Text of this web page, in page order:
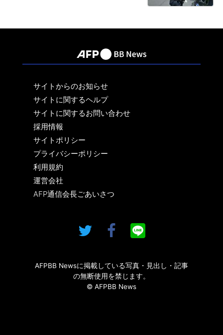
サイトからのお知らせ
サイトに関するヘルプ
サイトに関するお問い合わせ
採用情報
サイトポリシー
プライバシーポリシー
利用規約
運営会社
AFP通信会長ごあいさつ
AFPBB Newsに掲載している写真・見出し・記事
の無断使用を禁じます。
© AFPBB News